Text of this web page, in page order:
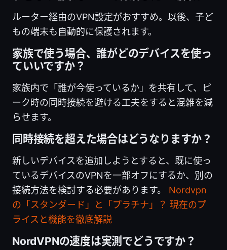
ルーター経由のVPN設定がおすすめ。以後、子ど
もの端末も自動的に保護されます。
家族で使う場合、誰がどのデバイスを使っ
ていいですか？
家族内で「誰が今使っているか」を共有して、ピ
ーク時の同時接続を避ける工夫をすると混雑を減
らせます。
同時接続を超えた場合はどうなりますか？
新しいデバイスを追加しようとすると、既に使っ
ているデバイスのVPNを一部オフにするか、別の
接続方法を検討する必要があります。 Nordvpn
の「スタンダード」と「プラチナ」？ 現在のプ
ライスと機能を徹底解説
NordVPNの速度は実測でどうですか？